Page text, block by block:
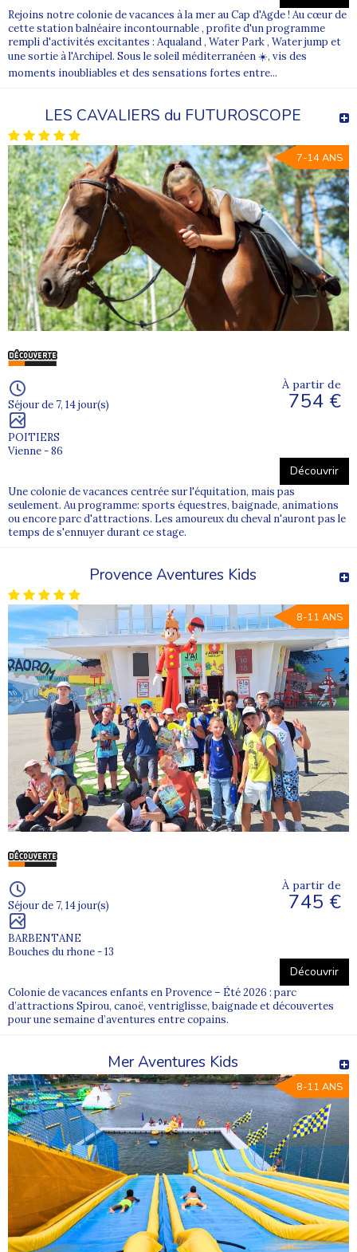
Rejoins notre colonie de vacances à la mer au Cap d'Agde ! Au cœur de
cette station balnéaire incontournable , profite d'un programme
rempli d'activités excitantes : Aqualand , Water Park , Water jump et
une sortie à l'Archipel. Sous le soleil méditerranéen ☀️, vis des
moments inoubliables et des sensations fortes entre...
LES CAVALIERS du FUTUROSCOPE
7-14 ANS
Séjour de 7, 14 jour(s)
POITIERS
Vienne - 86
À partir de
754 €
Découvrir
Une colonie de vacances centrée sur l'équitation, mais pas
seulement. Au programme: sports équestres, baignade, animations
ou encore parc d'attractions. Les amoureux du cheval n'auront pas le
temps de s'ennuyer durant ce stage.
Provence Aventures Kids
8-11 ANS
Séjour de 7, 14 jour(s)
BARBENTANE
Bouches du rhone - 13
À partir de
745 €
Découvrir
Colonie de vacances enfants en Provence – Été 2026 : parc
d’attractions Spirou, canoë, ventriglisse, baignade et découvertes
pour une semaine d’aventures entre copains.
Mer Aventures Kids
8-11 ANS